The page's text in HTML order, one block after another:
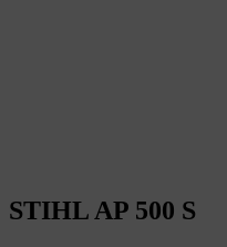
STIHL AP 500 S